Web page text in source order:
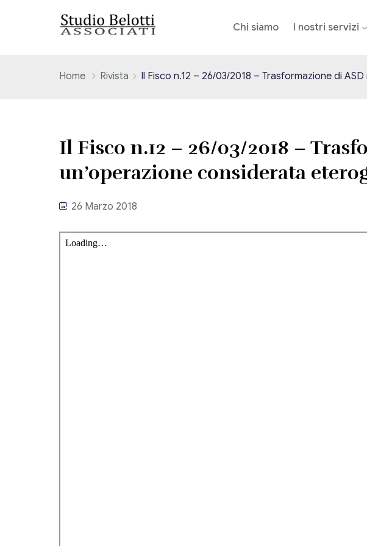
Chi siamo I nostri servizi
Home Rivista Il Fisco n.12 – 26/03/2018 – Trasformazione di
Il Fisco n.12 – 26/03/2018 –
un’operazione considerata
26 Marzo 2018